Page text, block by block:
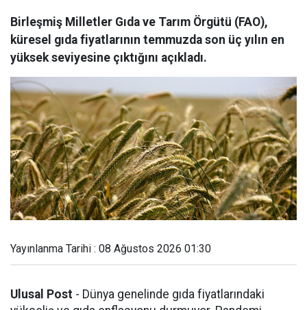
Birleşmiş Milletler Gıda ve Tarım Örgütü (FAO),
küresel gıda fiyatlarının temmuzda son üç yılın en
yüksek seviyesine çıktığını açıkladı.
Yayınlanma Tarihi : 08 Ağustos 2026 01:30
Ulusal Post - Dünya genelinde gıda fiyatlarındaki